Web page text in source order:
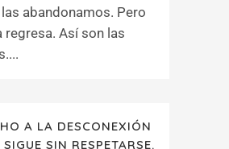
abandonamos. Pero
regresa. Así son las
A LA DESCONEXIÓN
SIN RESPETARSE.